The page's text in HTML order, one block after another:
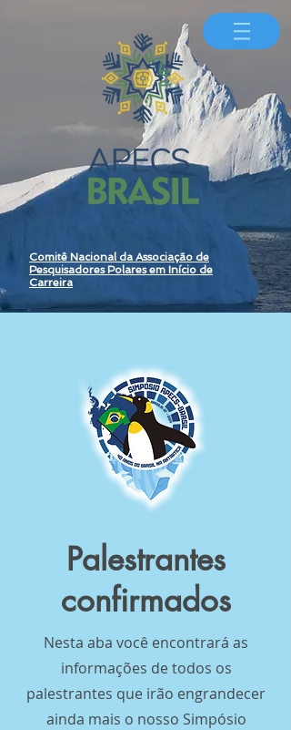
Comitê Nacional da Associação de
Pesquisadores Polares em Início de
Carreira
Palestrantes
confirmados
Nesta aba você encontrará as
informações de todos os
palestrantes que irão engrandecer
ainda mais o nosso Simpósio